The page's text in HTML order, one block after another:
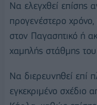
Να ελεγχθεί επίσης
προγενέστερο
στον Παγασητικό ή
χαμηλής στάθμης
Να διερευνηθεί επί
εγκεκριμένο σχέδιο